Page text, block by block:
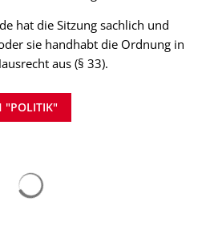
hat die Sitzung sachlich und
sie handhabt die Ordnung in
aus (§ 33).
"POLITIK"